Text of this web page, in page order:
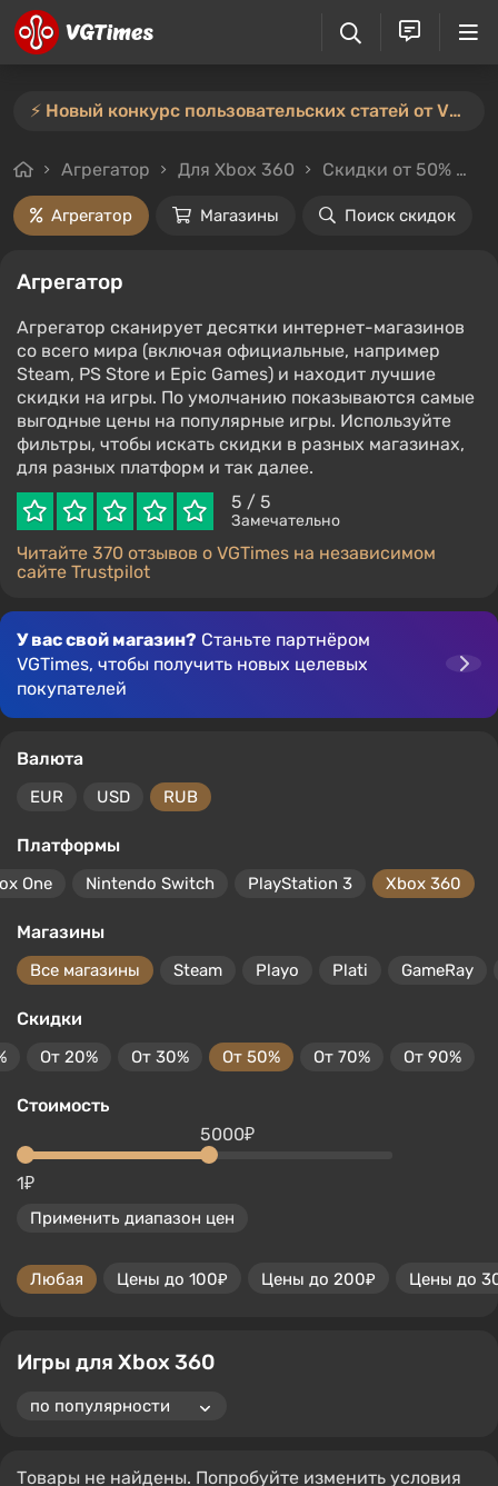
⚡️ Новый конкурс пользовательских статей от VGTimes — участвуйте тут ⚡️
Агрегатор Для Xbox 360 Скидки от 50%
Агрегатор Магазины Поиск скидок
Агрегатор
Агрегатор сканирует десятки интернет-магазинов
со всего мира (включая официальные, например
Steam, PS Store и Epic Games) и находит лучшие
скидки на игры. По умолчанию показываются самые
выгодные цены на популярные игры. Используйте
фильтры, чтобы искать скидки в разных магазинах,
для разных платформ и так далее.
5 / 5
Замечательно
Читайте 370 отзывов о VGTimes на независимом
сайте Trustpilot
У вас свой магазин? Станьте партнёром
VGTimes, чтобы получить новых целевых
покупателей
Валюта
EUR USD RUB
Платформы
One Nintendo Switch PlayStation 3 Xbox 360
Магазины
Все магазины Steam Playo Plati GameRay
Скидки
От 20% От 30% От 50% От 70% От 90%
Стоимость
1₽
5000₽
Применить диапазон цен
Любая Цены до 100₽ Цены до 200₽ Цены до
Игры для Xbox 360
Товары не найдены. Попробуйте изменить условия